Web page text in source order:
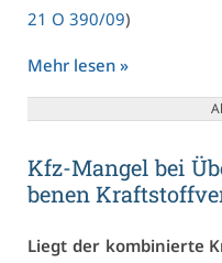
21 O 390/09)
Mehr le­sen »
Kfz-Man­gel bei
be­nen
Liegt der kom­bi­nier­te